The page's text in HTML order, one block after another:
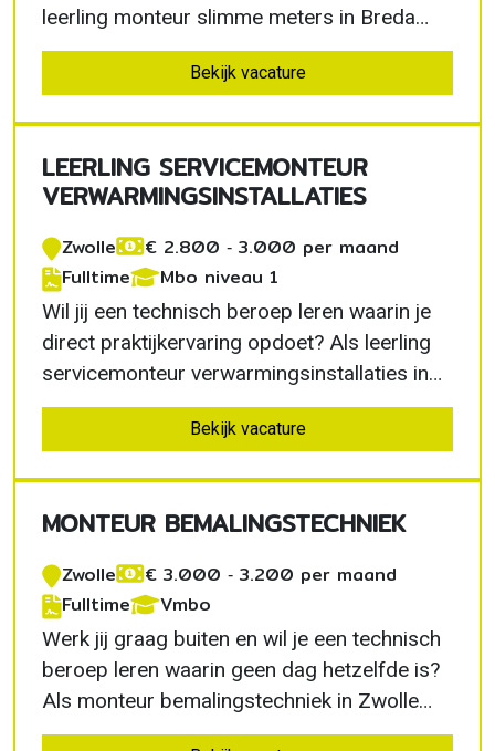
leerling monteur slimme meters in Breda
volg je een volledig betaald
opleidingstraject. Je leert het vak in de
energietechniek.
Bekijk vacature
LEERLING SERVICEMONTEUR
VERWARMINGSINSTALLATIES
Zwolle
€ 2.800 ‐ 3.000 per maand
Fulltime
Mbo niveau 1
Wil jij een technisch beroep leren waarin je
direct praktijkervaring opdoet? Als leerling
servicemonteur verwarmingsinstallaties in
Nieuw-Buinen combineer je werken en leren
binnen een professioneel leer-werktraject.
uit…
Bekijk vacature
MONTEUR BEMALINGSTECHNIEK
Zwolle
€ 3.000 ‐ 3.200 per maand
Fulltime
Vmbo
Werk jij graag buiten en wil je een technisch
beroep leren waarin geen dag hetzelfde is?
Als monteur bemalingstechniek in Zwolle
werk je aan tijdelijke grondwaterinstallaties